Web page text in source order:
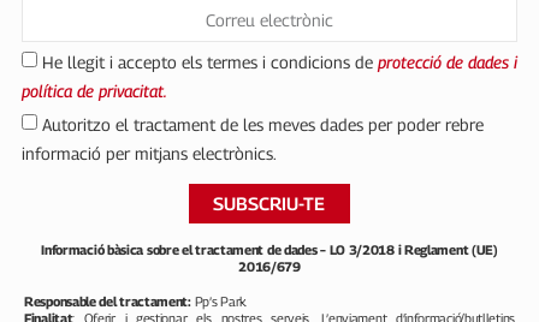
He llegit i accepto els termes i condicions de protecció de dades i
política de privacitat.
Autoritzo el tractament de les meves dades per poder rebre
informació per mitjans electrònics.
SUBSCRIU-TE
Informació bàsica sobre el tractament de dades – LO 3/2018 i Reglament (UE)
2016/679
Responsable del tractament:Pp’s Park
Finalitat: Oferir i gestionar els nostres serveis. L’enviament d’informació/butlletins